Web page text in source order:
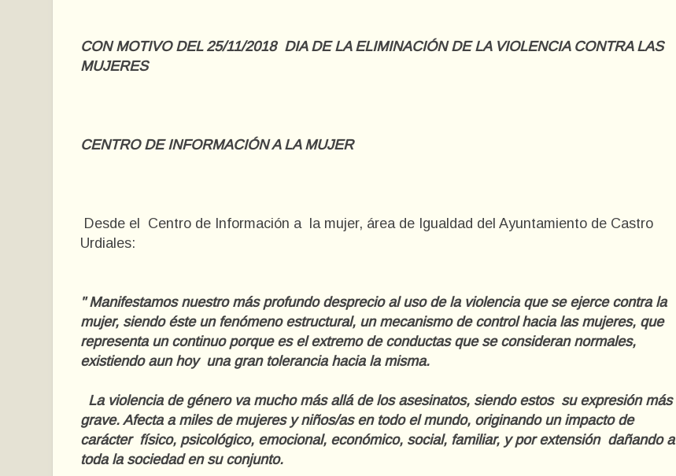
CON MOTIVO DEL 25/11/2018 DIA DE LA ELIMINACIÓN DE LA VIOLENCIA CONTRA LAS
MUJERES
CENTRO DE INFORMACIÓN A LA MUJER
Desde el Centro de Información a la mujer, área de Igualdad del Ayuntamiento de Castro
Urdiales:
" Manifestamos nuestro más profundo desprecio al uso de la violencia que se ejerce contra la
mujer, siendo éste un fenómeno estructural, un mecanismo de control hacia las mujeres, que
representa un continuo porque es el extremo de conductas que se consideran normales,
existiendo aun hoy una gran tolerancia hacia la misma.
La violencia de género va mucho más allá de los asesinatos, siendo estos su expresión más
grave. Afecta a miles de mujeres y niños/as en todo el mundo, originando un impacto de
carácter físico, psicológico, emocional, económico, social, familiar, y por extensión dañando a
toda la sociedad en su conjunto.